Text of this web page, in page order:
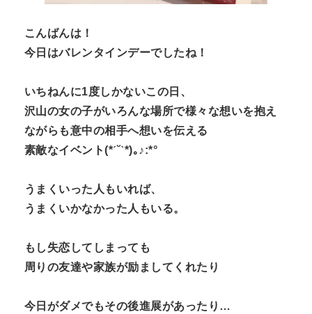
こんばんは！
今日はバレンタインデーでしたね！
いちねんに1度しかないこの日、
沢山の女の子がいろんな場所で様々な想いを抱え
ながらも意中の相手へ想いを伝える
素敵なイベント(*ˊ˘ˋ*)｡♪:*°
うまくいった人もいれば、
うまくいかなかった人もいる。
もし失恋してしまっても
周りの友達や家族が励ましてくれたり
今日がダメでもその後進展があったり…